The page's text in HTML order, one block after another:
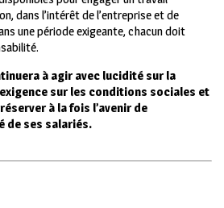
dans l’intérêt de l’entreprise et de
une période exigeante, chacun doit
à agir avec lucidité sur la
sur les conditions sociales et
à la fois l’avenir de
de ses salariés.